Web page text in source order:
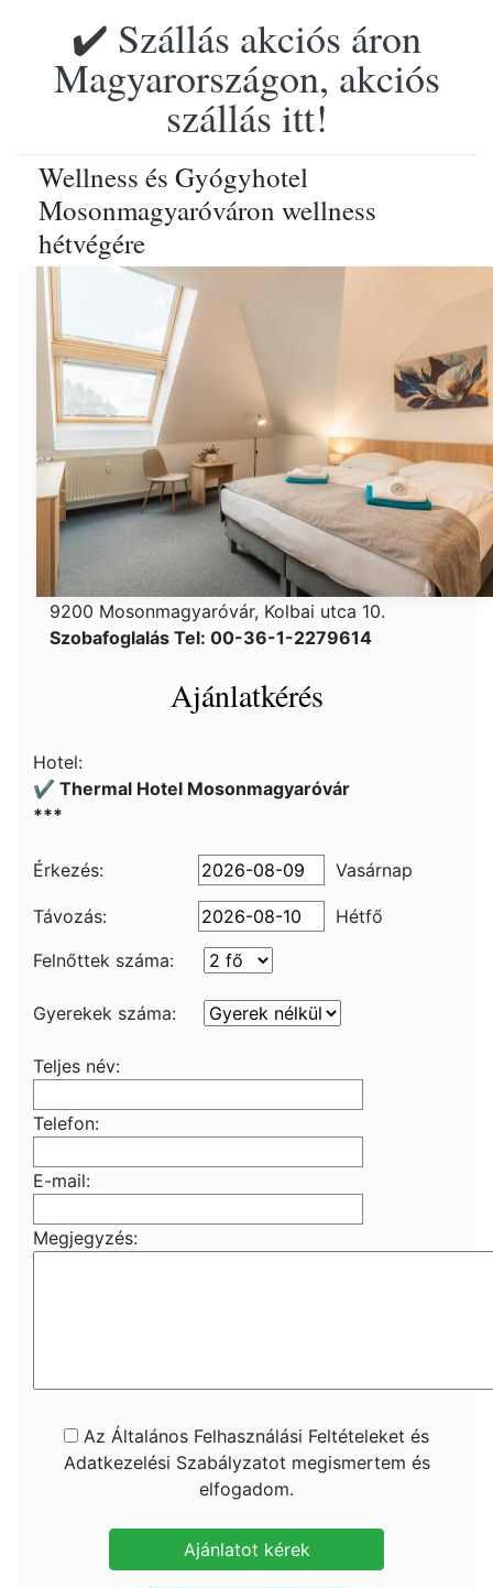
✔️ Szállás akciós áron
Magyarországon, akciós
szállás itt!
Wellness és Gyógyhotel
Mosonmagyaróváron wellness
hétvégére
9200 Mosonmagyaróvár, Kolbai utca 10.
Szobafoglalás Tel: 00-36-1-2279614
Ajánlatkérés
Hotel:
✔️ Thermal Hotel Mosonmagyaróvár
***
Érkezés: Vasárnap
Távozás:
Hétfő
Felnőttek száma:
Gyerekek száma:
Teljes név:
Telefon:
E-mail:
Megjegyzés:
Az Általános Felhasználási Feltételeket és
Adatkezelési Szabályzatot megismertem és
elfogadom.